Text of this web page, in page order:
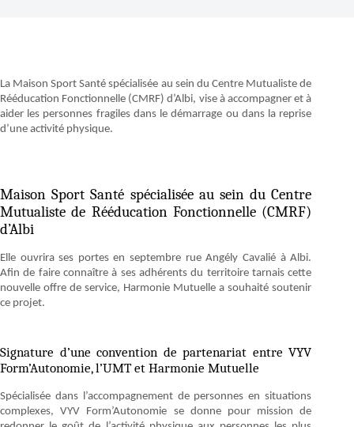
La Maison Sport Santé spécialisée au sein du Centre Mutualiste de
Rééducation Fonctionnelle (CMRF) d’Albi, vise à accompagner et à
aider les personnes fragiles dans le démarrage ou dans la reprise
d’une activité physique.
Maison Sport Santé spécialisée au sein du Centre
Mutualiste de Rééducation Fonctionnelle (CMRF)
d’Albi
Elle ouvrira ses portes en septembre rue Angély Cavalié à Albi.
Afin de faire connaître à ses adhérents du territoire tarnais cette
nouvelle offre de service, Harmonie Mutuelle a souhaité soutenir
ce projet.
Signature d’une convention de partenariat entre VYV
Form’Autonomie, l’UMT et Harmonie Mutuelle
Spécialisée dans l’accompagnement de personnes en situations
complexes, VYV Form’Autonomie se donne pour mission de